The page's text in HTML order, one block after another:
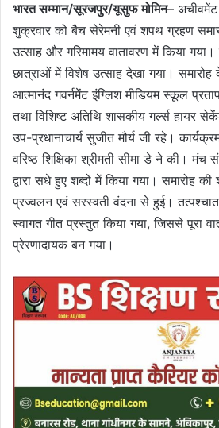
भारत सम्मान/सूरजपुर/यूसुफ मोमिन–
शुक्रवार को बैच सेरेमनी एवं शपथ ग्रहण
उत्साह और गरिमामय वातावरण में किया
छात्राओं में विशेष उत्साह देखा गया। समारोह
आत्मानंद गवर्नमेंट इंग्लिश मीडियम स्कूल
तथा विशिष्ट अतिथि शासकीय गर्ल्स हायर
उप-प्रधानाचार्य सुजीत मौर्य जी रहे।
वरिष्ठ शिक्षिका श्रीमती सीमा डे ने की।
द्वारा सधे हुए शब्दों में किया गया। समारोह की
प्रज्वलन एवं सरस्वती वंदना से हुई। तत्पश्चात
स्वागत गीत प्रस्तुत किया गया, जिससे पूरा
प्रेरणादायक बन गया।